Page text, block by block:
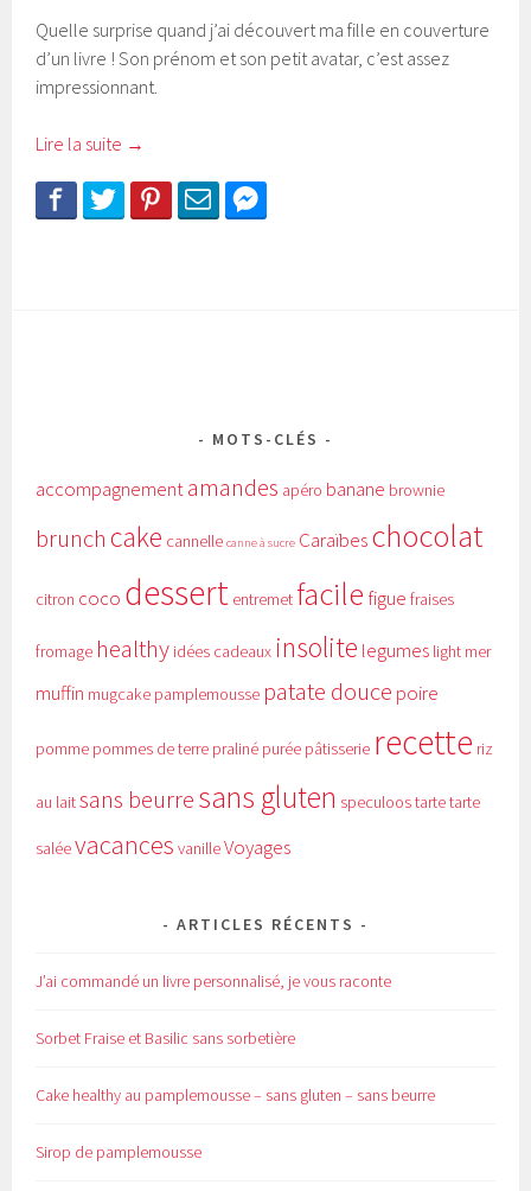
Quelle surprise quand j’ai découvert ma fille en couverture
d’un livre ! Son prénom et son petit avatar, c’est assez
impressionnant.
Lire la suite →
MOTS-CLÉS
accompagnementamandes apéro banane brownie
brunch cake cannelle canne à sucre Caraïbeschocolat
citron coco dessert entremet facile figue fraises
fromage healthy idées cadeaux insolite legumes light mer
muffin mugcake pamplemousse patate douce poire
pomme pommes de terre praliné purée pâtisserie recette riz
au laitsans beurresans gluten speculoostartetarte
saléevacances vanilleVoyages
ARTICLES RÉCENTS
J’ai commandé un livre personnalisé, je vous raconte
Sorbet Fraise et Basilic sans sorbetière
Cake healthy au pamplemousse – sans gluten – sans beurre
Sirop de pamplemousse